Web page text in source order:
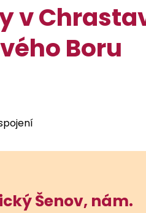
v
Boru
Šenov, nám.